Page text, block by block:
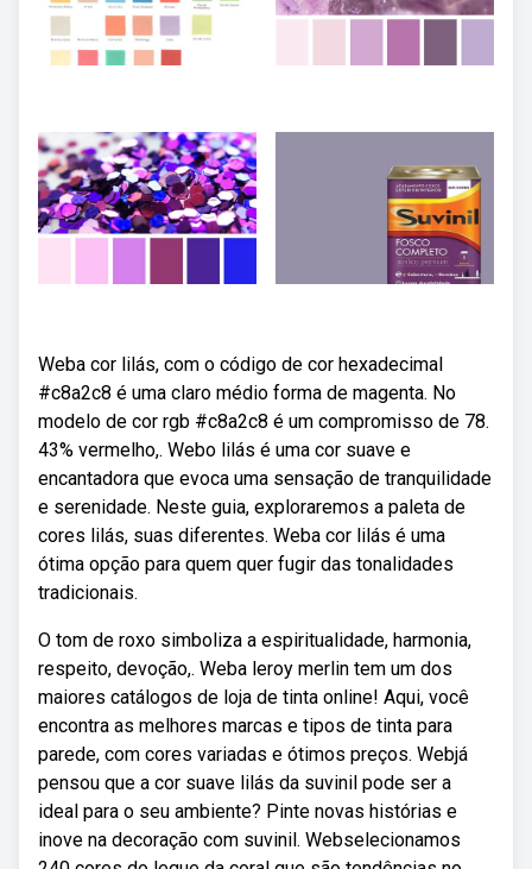
Weba cor lilás, com o código de cor hexadecimal
#c8a2c8 é uma claro médio forma de magenta. No
modelo de cor rgb #c8a2c8 é um compromisso de 78.
43% vermelho,. Webo lilás é uma cor suave e
encantadora que evoca uma sensação de tranquilidade
e serenidade. Neste guia, exploraremos a paleta de
cores lilás, suas diferentes. Weba cor lilás é uma
ótima opção para quem quer fugir das tonalidades
tradicionais.
O tom de roxo simboliza a espiritualidade, harmonia,
respeito, devoção,. Weba leroy merlin tem um dos
maiores catálogos de loja de tinta online! Aqui, você
encontra as melhores marcas e tipos de tinta para
parede, com cores variadas e ótimos preços. Webjá
pensou que a cor suave lilás da suvinil pode ser a
ideal para o seu ambiente? Pinte novas histórias e
inove na decoração com suvinil. Webselecionamos